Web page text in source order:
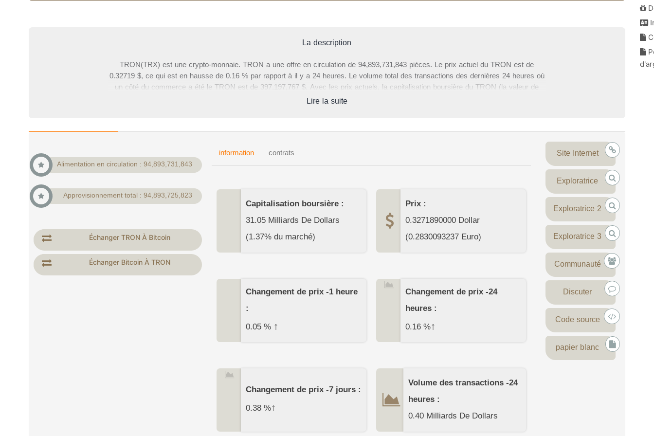
La description
TRON(TRX) est une crypto-monnaie. TRON a une offre en circulation de 94,893,731,843 pièces. Le prix actuel du TRON est de
0.32719 $, ce qui est en hausse de 0.16 % par rapport à il y a 24 heures. Le volume total des transactions des dernières 24 heures où
un côté du commerce a été le TRON est de 397,197,767 $. Avec les prix actuels, la capitalisation boursière du TRON (la valeur de
tous les TRONs en circulation) est de 31,048,213,000 $, soit 1.41 % du marché de la crypto-monnaie. Sur cette page, vous pouvez
Lire la suite
Site Internet
Exploratrice
Exploratrice 2
Exploratrice 3
Communauté
Discuter
Code source
papier blanc
information contrats
Capitalisation boursière :
31.05 Milliards De Dollars
(1.37% du marché)
Prix :
0.3271890000Dollar
(0.2830093237Euro)
Changement de prix -1 heure
:
0.05% ↑
Changement de prix -24
heures :
0.16%↑
Changement de prix -7 jours :
0.38%↑
Volume des transactions -24
heures :
0.40 Milliards De Dollars
Alimentation en circulation : 94,893,731,843
Approvisionnement total : 94,893,725,823
Échanger TRON À Bitcoin
Échanger Bitcoin À TRON